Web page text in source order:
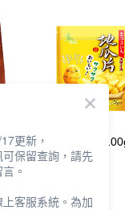
小綠人地瓜片
素
更新，
保留查詢，請先
。
客服系統。為加